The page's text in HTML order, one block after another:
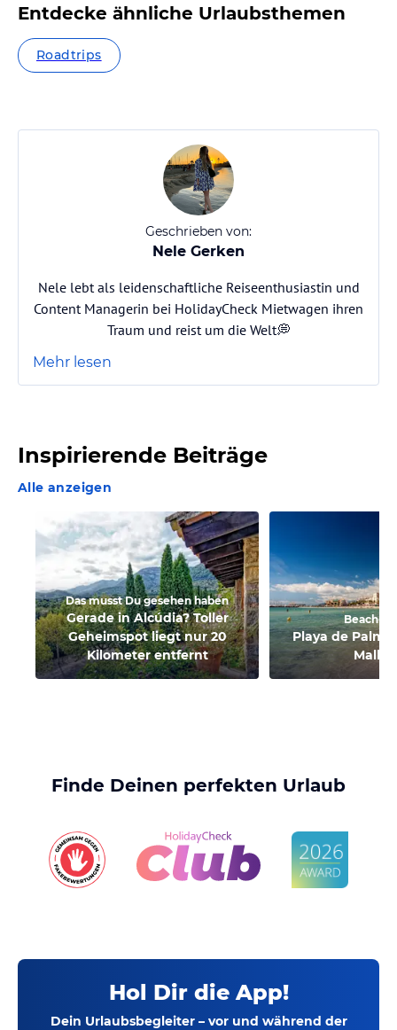
Entdecke ähnliche Urlaubsthemen
Roadtrips
Geschrieben von:
Nele Gerken
Nele lebt als leidenschaftliche Reiseenthusiastin und
Content Managerin bei HolidayCheck Mietwagen ihren
Traum und reist um die Welt💭
Mehr lesen
Inspirierende Beiträge
Alle anzeigen
Das musst Du gesehen haben
Gerade in Alcúdia? Toller
Geheimspot liegt nur 20
Kilometer entfernt
Beach-
Playa de
Finde Deinen perfekten Urlaub
Hol Dir die App!
Dein Urlaubsbegleiter – vor und während der